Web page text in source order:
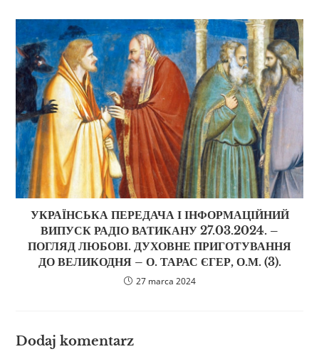
УКРАЇНСЬКА ПЕРЕДАЧА І ІНФОРМАЦІЙНИЙ
ВИПУСК РАДІО ВАТИКАНУ 27.03.2024. –
ПОГЛЯД ЛЮБОВІ. ДУХОВНЕ ПРИГОТУВАННЯ
ДО ВЕЛИКОДНЯ – О. ТАРАС ЄГЕР, О.М. (3).
27 marca 2024
Dodaj komentarz